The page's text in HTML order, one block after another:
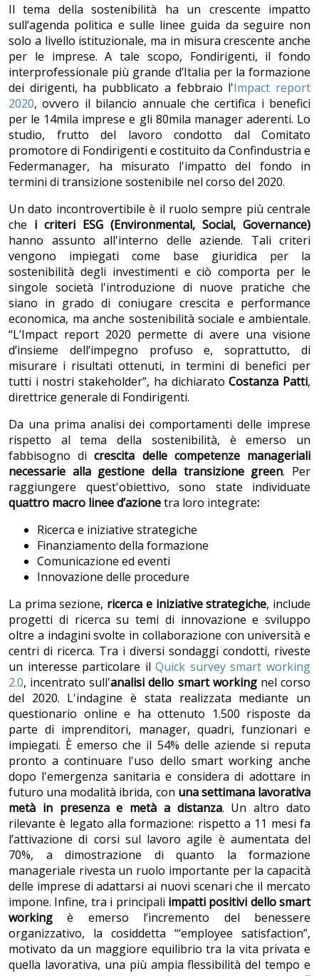
Il tema della sostenibilità ha un crescente impatto
sull’agenda politica e sulle linee guida da seguire non
solo a livello istituzionale, ma in misura crescente anche
per le imprese. A tale scopo, Fondirigenti, il fondo
interprofessionale più grande d’Italia per la formazione
dei dirigenti, ha pubblicato a febbraio l'Impact report
2020, ovvero il bilancio annuale che certifica i benefici
per le 14mila imprese e gli 80mila manager aderenti. Lo
studio, frutto del lavoro condotto dal Comitato
promotore di Fondirigenti e costituito da Confindustria e
Federmanager, ha misurato l'impatto del fondo in
termini di transizione sostenibile nel corso del 2020.
Un dato incontrovertibile è il ruolo sempre più centrale
che i criteri ESG (Environmental, Social, Governance)
hanno assunto all'interno delle aziende. Tali criteri
vengono impiegati come base giuridica per la
sostenibilità degli investimenti e ciò comporta per le
singole società l'introduzione di nuove pratiche che
siano in grado di coniugare crescita e performance
economica, ma anche sostenibilità sociale e ambientale.
“L’Impact report 2020 permette di avere una visione
d’insieme dell’impegno profuso e, soprattutto, di
misurare i risultati ottenuti, in termini di benefici per
tutti i nostri stakeholder”, ha dichiaratoCostanza Patti,
direttrice generale di Fondirigenti.
Da una prima analisi dei comportamenti delle imprese
rispetto al tema della sostenibilità, è emerso un
fabbisogno dicrescita delle competenze manageriali
necessarie alla gestione della transizione green. Per
raggiungere quest'obiettivo, sono state individuate
quattro macro linee d’azionetra loro integrate:
Ricerca e iniziative strategiche
Finanziamento della formazione
Comunicazione ed eventi
Innovazione delle procedure
La prima sezione, ricerca e iniziative strategiche, include
progetti di ricerca su temi di innovazione e sviluppo
oltre a indagini svolte in collaborazione con università e
centri di ricerca. Tra i diversi sondaggi condotti, riveste
un interesse particolare ilQuick survey smart working
2.0, incentrato sull'analisi dello smart working nel corso
del 2020. L'indagine è stata realizzata mediante un
questionario online e ha ottenuto 1.500 risposte da
parte di imprenditori, manager, quadri, funzionari e
impiegati. È emerso che il 54% delle aziende si reputa
pronto a continuare l'uso dello smart working anche
dopo l'emergenza sanitaria e considera di adottare in
futuro una modalità ibrida, con una settimana lavorativa
metà in presenza e metà a distanza. Un altro dato
rilevante è legato alla formazione: rispetto a 11 mesi fa
l’attivazione di corsi sul lavoro agile è aumentata del
70%, a dimostrazione di quanto la formazione
manageriale rivesta un ruolo importante per la capacità
delle imprese di adattarsi ai nuovi scenari che il mercato
impone. Infine, tra i principali impatti positivi dello smart
workingè emerso l’incremento del benessere
organizzativo, la cosiddetta “‘employee satisfaction”,
motivato da un maggiore equilibrio tra la vita privata e
quella lavorativa, una più ampia flessibilità del tempo e